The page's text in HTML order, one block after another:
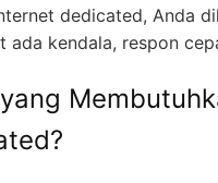
dedicated, Anda
ada kendala, respon